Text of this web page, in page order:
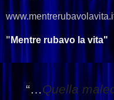
" Mentre rubavo la vita"
“…Quella